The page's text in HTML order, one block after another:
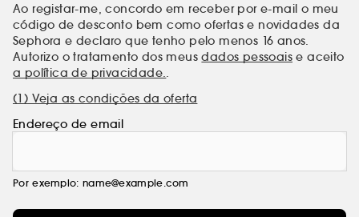
Ao registar-me, concordo em receber por e-mail o meu
código de desconto bem como ofertas e novidades da
Sephora e declaro que tenho pelo menos 16 anos.
Autorizo o tratamento dos meusdados pessoais e aceito
a política de privacidade..
(1) Veja as condições da oferta
Endereço de email
Por exemplo: name@example.com